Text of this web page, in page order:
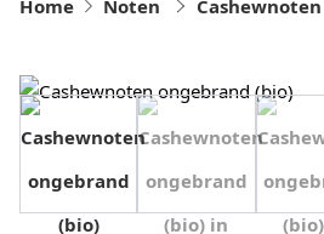
Home Noten Cashewnoten
View image 1 View image 2